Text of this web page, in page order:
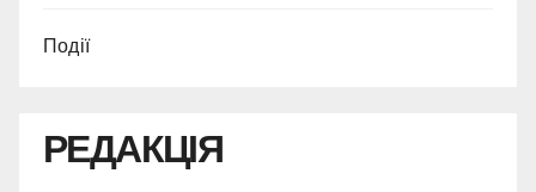
Події
РЕДАКЦІЯ